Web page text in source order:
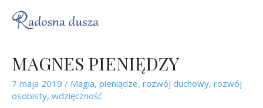
MAGNES PIENIĘDZY
7 maja 2019 / Magia, pieniądze, rozwój duchowy, rozwój
osobisty, wdzięczność